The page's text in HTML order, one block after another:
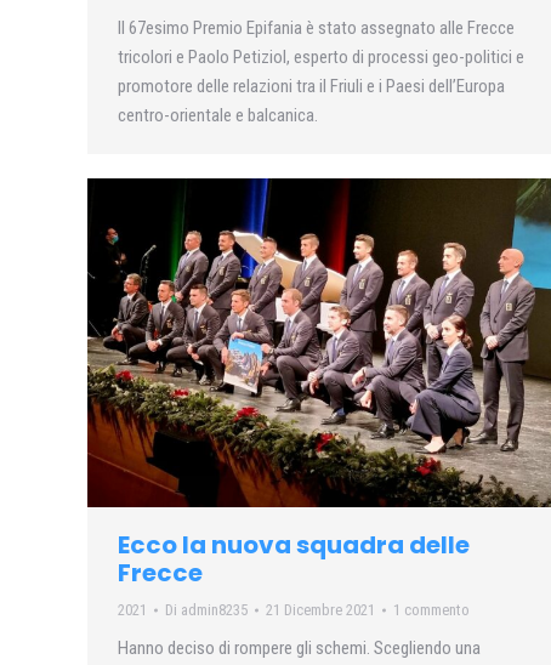
Il 67esimo Premio Epifania è stato assegnato alle Frecce
tricolori e Paolo Petiziol, esperto di processi geo-politici e
promotore delle relazioni tra il Friuli e i Paesi dell’Europa
centro-orientale e balcanica.
Ecco la nuova squadra delle
Frecce
2021 Di admin8235 21 Dicembre 2021 1 commento
Hanno deciso di rompere gli schemi. Scegliendo una